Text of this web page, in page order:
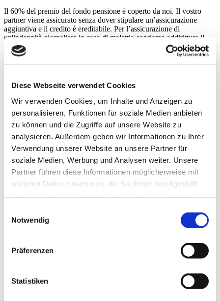
Diese Webseite verwendet Cookies
Wir verwenden Cookies, um Inhalte und Anzeigen zu
personalisieren, Funktionen für soziale Medien anbieten
zu können und die Zugriffe auf unsere Website zu
analysieren. Außerdem geben wir Informationen zu Ihrer
Verwendung unserer Website an unsere Partner für
soziale Medien, Werbung und Analysen weiter. Unsere
Partner führen diese Informationen möglicherweise mit
weiteren Daten zusammen, die Sie ihnen bereitgestellt
Selection
Notwendig
Präferenzen
Statistiken
Il 60% del premio del fondo pensione è coperto da noi. Il vostro
partner viene assicurato senza dover stipulare un’assicurazione
aggiuntiva e il credito è ereditabile. Per l’assicurazione di
un'indennità giornaliera in caso di malattia copriamo addirittura il
75% dei premi. In caso di malattia la perdita di salario viene coperta
fino a 720 giorni.
panoramica sui Churfirsten: a Flums non è un problema. Schneider
offre gratuitamente anche frutta fresca e vari tipi di tè.
Vicinanza ai trasporti pubblici e parcheggio gratuito
Schneider si trova a pochi passi dalla stazione ferroviaria di Flums.
Viaggiare in treno è pratico e facile. Naturalmente è disponibile
anche un parcheggio gratuito.
Ritratti dei dipendenti